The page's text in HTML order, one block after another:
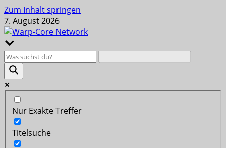
Zum Inhalt springen
7. August 2026
Nur Exakte Treffer
Titelsuche